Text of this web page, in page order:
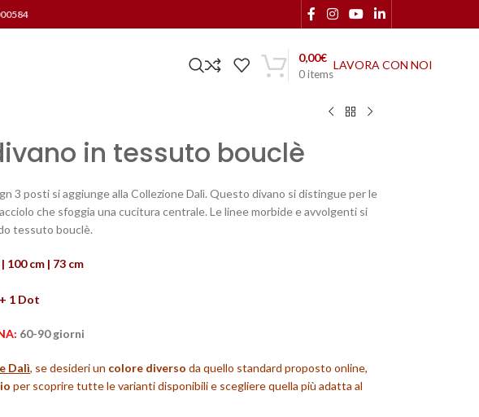
0items
0,00€
LAVORA CON NOI
in tessuto bouclè
3 posti si aggiunge alla Collezione Dalì. Questo divano si distingue per le
che sfoggia una cucitura centrale. Le linee morbide e avvolgenti si
tessuto bouclè.
100 cm | 73 cm
1 Dot
60-90 giorni
Dalì, se desideri un colore diverso da quello standard proposto online,
per scoprire tutte le varianti disponibili e scegliere quella più adatta al